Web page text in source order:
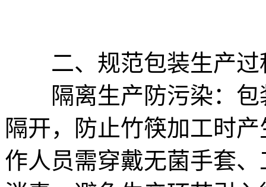
二、规范包装生产过
隔离生产防污染：包
隔开，防止竹筷加工时
作人员需穿戴无菌手套